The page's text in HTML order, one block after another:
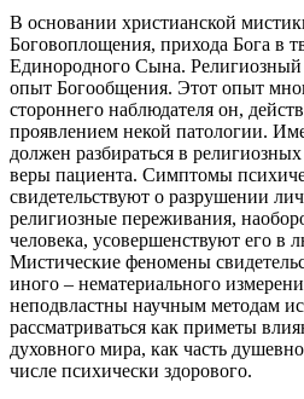
В основании христианской
Боговоплощения, прихода Бога в
Единородного Сына. Религиозный
опыт Богообщения. Этот опыт
стороннего наблюдателя он,
проявлением некой патологии.
должен разбираться в
веры пациента. Симптомы
свидетельствуют о разрушении
религиозные переживания,
человека, усовершенствуют его в
Мистические феномены
иного – нематериального
неподвластны научным методам
рассматриваться как приметы
духовного мира, как часть
числе психически здорового.